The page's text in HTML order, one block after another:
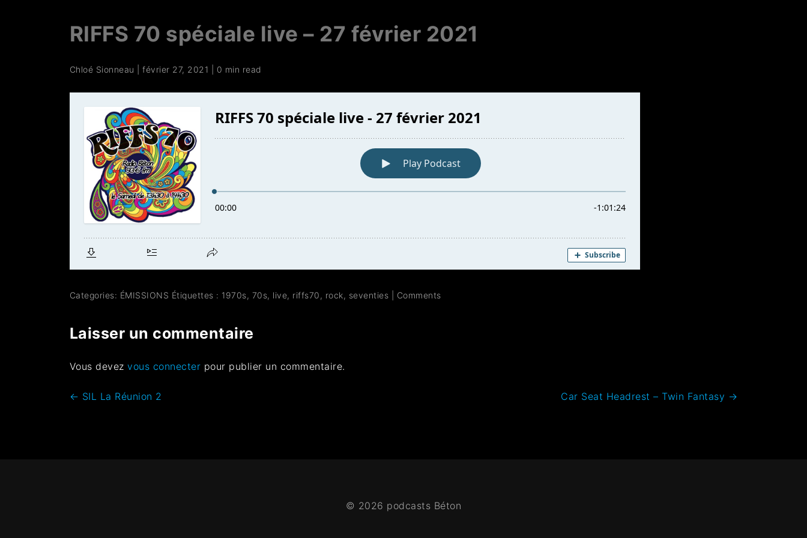
RIFFS 70 spéciale live – 27 février 2021
Chloé Sionneau |février 27, 2021 0 min read
Categories: ÉMISSIONS Étiquettes : 1970s, 70s, live, riffs70 , rock, seventies Comments
Laisser un commentaire
Vous devezvous connecter pour publier un commentaire.
← SIL La Réunion 2 Car Seat Headrest – Twin Fantasy →
© 2026 podcasts Béton